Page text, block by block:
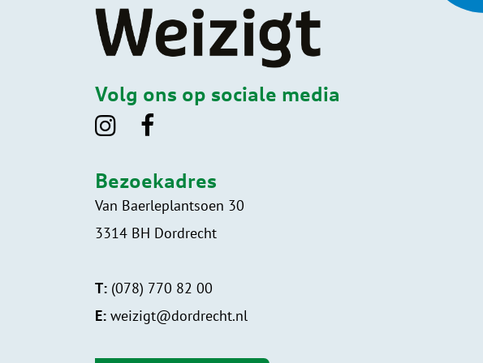
Volg ons op sociale media
Bezoekadres
Van Baerleplantsoen 30
3314 BH Dordrecht
T: (078) 770 82 00
E: weizigt@dordrecht.nl